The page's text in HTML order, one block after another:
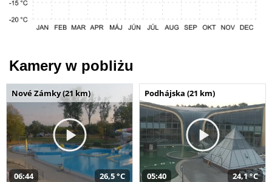
Kamery w pobliżu
Nové Zámky (21 km)
06:44 26,5 °C
Podhájska (21 km)
05:40 24,1 °C